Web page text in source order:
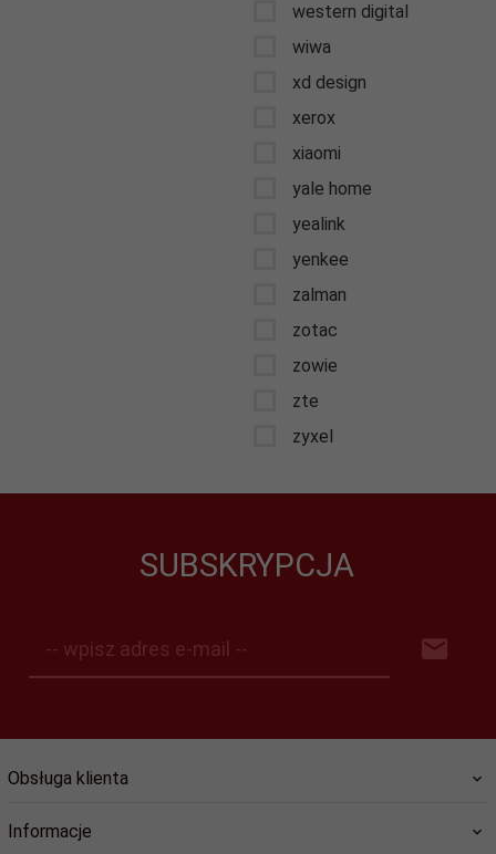
western digital
wiwa
xd design
xerox
xiaomi
yale home
yealink
yenkee
zalman
zotac
zowie
zte
zyxel
SUBSKRYPCJA
-- wpisz adres e-mail --
Obsługa klienta
Informacje